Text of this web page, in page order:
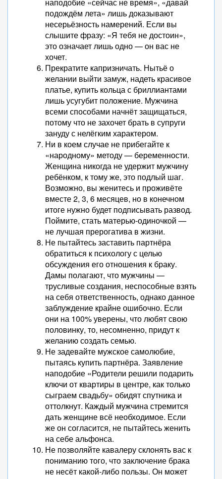
подождём лета» лишь доказывают
несерьёзность намерений. Если вы
слышите фразу: «Я тебя не достоин»,
это означает лишь одно — он вас не
хочет.
Прекратите капризничать. Нытьё о
желании выйти замуж, надеть красивое
платье, купить кольца с бриллиантами
лишь усугубит положение. Мужчина
всеми способами начнёт защищаться,
потому что не захочет брать в супруги
зануду с нелёгким характером.
Ни в коем случае не прибегайте к
«народному» методу — беременности.
Женщина никогда не удержит мужчину
ребёнком, к тому же, это подлый шаг.
Возможно, вы женитесь и проживёте
вместе 2, 3, 6 месяцев, но в конечном
итоге нужно будет подписывать развод.
Поймите, стать матерью-одиночкой —
не лучшая прерогатива в жизни.
Не пытайтесь заставить партнёра
обратиться к психологу с целью
обсуждения его отношения к браку.
Дамы полагают, что мужчины —
трусливые создания, неспособные взять
на себя ответственность, однако данное
заблуждение крайне ошибочно. Если
они на 100% уверены, что любят свою
половинку, то, несомненно, придут к
желанию создать семью.
Не задевайте мужское самолюбие,
пытаясь купить партнёра. Заявление
наподобие «Родители решили подарить
ключи от квартиры в центре, как только
сыграем свадьбу» обидят спутника и
оттолкнут. Каждый мужчина стремится
дать женщине всё необходимое. Если
же он согласится, не пытайтесь женить
на себе альфонса.
Не позволяйте кавалеру склонять вас к
пониманию того, что заключение брака
не несёт какой-либо пользы. Он может